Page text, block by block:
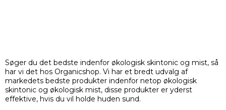
Søger du det bedste indenfor økologisk skintonic og mist, så
har vi det hos Organicshop. Vi har et bredt udvalg af
markedets bedste produkter indenfor netop økologisk
skintonic og økologisk mist, disse produkter er yderst
effektive, hvis du vil holde huden sund.